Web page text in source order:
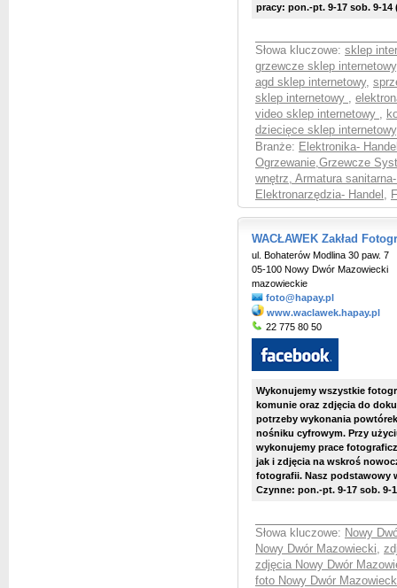
pracy: pon.-pt. 9-17 sob. 9-14
Słowa kluczowe: sklep
grzewcze sklep internetowy
agd sklep internetowy,
sklep internetowy ,
video sklep internetowy ,
dziecięce sklep internetowy
Branże: Elektronika-
Ogrzewanie,Grzewcze
wnętrz, Armatura
Elektronarzędzia- Handel ,
WACŁAWEK Zakład
ul. Bohaterów Modlina 30 paw. 7
05-100 Nowy Dwór Mazowiecki
mazowieckie
foto@hapay.pl
www.waclawek.hapay.pl
22 775 80 50
Wykonujemy wszystkie
komunie oraz zdjęcia do
potrzeby wykonania
nośniku cyfrowym. Przy
wykonujemy prace
jak i zdjęcia na wskroś
fotografii. Nasz podstawowy
Czynne: pon.-pt. 9-17 sob. 9-
Słowa kluczowe: Nowy
Nowy Dwór Mazowiecki,
zdjęcia Nowy Dwór
foto Nowy Dwór